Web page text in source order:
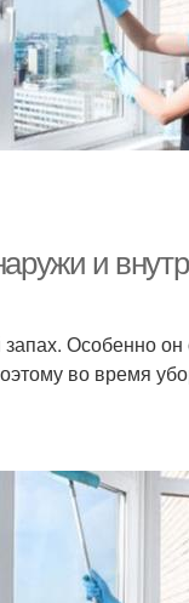
и
Особенно он
во время